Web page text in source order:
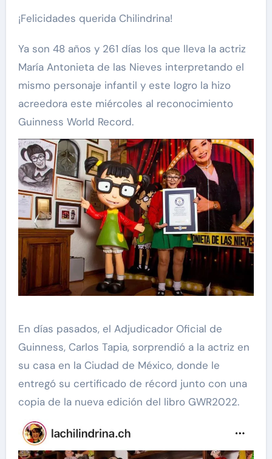
¡Felicidades querida Chilindrina!
Ya son 48 años y 261 días los que lleva la actriz
María Antonieta de las Nieves interpretando el
mismo personaje infantil y este logro la hizo
acreedora este miércoles al reconocimiento
Guinness World Record.
En días pasados, el Adjudicador Oficial de
Guinness, Carlos Tapia, sorprendió a la actriz en
su casa en la Ciudad de México, donde le
entregó su certificado de récord junto con una
copia de la nueva edición del libro GWR2022.